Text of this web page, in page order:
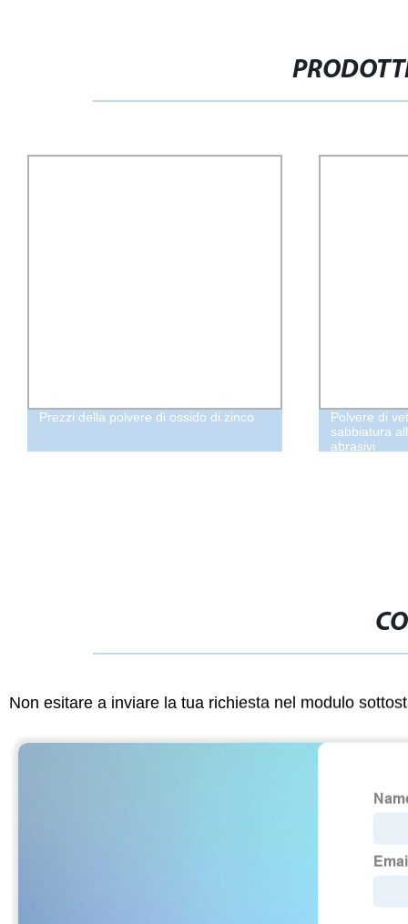
Prezzi della polvere di ossido di zinco
Polvere di
sabbiatura
abrasivi
Non esitare a inviare la tua richiesta nel modulo